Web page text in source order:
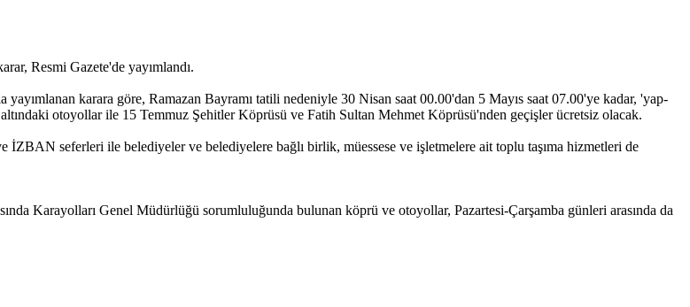
Resmi Gazete'de yayımlandı.
yayımlanan karara göre, Ramazan Bayramı tatili nedeniyle 30 Nisan saat 00.00'dan 5 Mayıs saat 07.00'ye kadar, 'yap-
otoyollar ile 15 Temmuz Şehitler Köprüsü ve Fatih Sultan Mehmet Köprüsü'nden geçişler ücretsiz olacak.
İZBAN seferleri ile belediyeler ve belediyelere bağlı birlik, müessese ve işletmelere ait toplu taşıma hizmetleri de
Karayolları Genel Müdürlüğü sorumluluğunda bulunan köprü ve otoyollar, Pazartesi-Çarşamba günleri arasında da